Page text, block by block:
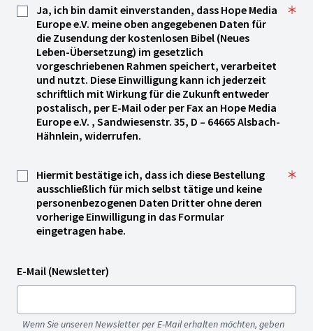
Ja, ich bin damit einverstanden, dass Hope Media
Europe e.V. meine oben angegebenen Daten für
die Zusendung der kostenlosen Bibel (Neues
Leben-Übersetzung) im gesetzlich
vorgeschriebenen Rahmen speichert, verarbeitet
und nutzt. Diese Einwilligung kann ich jederzeit
schriftlich mit Wirkung für die Zukunft entweder
postalisch, per E-Mail oder per Fax an Hope Media
Europe e.V. , Sandwiesenstr. 35, D – 64665 Alsbach-
Hähnlein, widerrufen.
Hiermit bestätige ich, dass ich diese Bestellung
ausschließlich für mich selbst tätige und keine
personenbezogenen Daten Dritter ohne deren
vorherige Einwilligung in das Formular
eingetragen habe.
E-Mail (Newsletter)
Wenn Sie unseren Newsletter per E-Mail erhalten möchten, geben